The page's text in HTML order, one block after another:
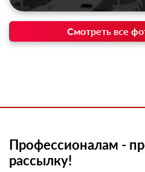
Смотреть все
Профессионалам -
рассылку!